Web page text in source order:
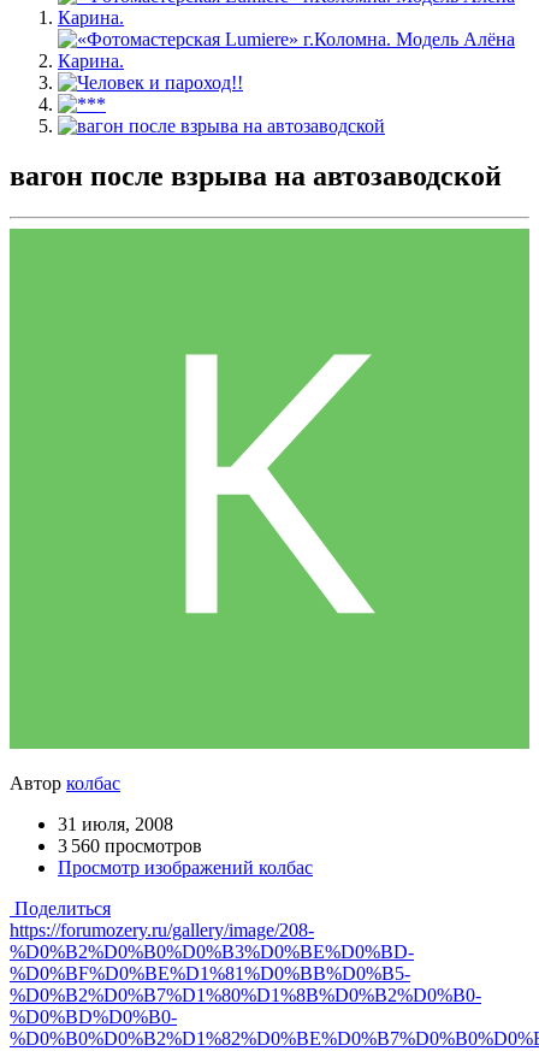
вагон после взрыва на автозаводской
Автор колбас
31 июля, 2008
3 560 просмотров
Просмотр изображений колбас
Поделиться
https://forumozery.ru/gallery/image/208-
%D0%B2%D0%B0%D0%B3%D0%BE%D0%BD-
%D0%BF%D0%BE%D1%81%D0%BB%D0%B5-
%D0%B2%D0%B7%D1%80%D1%8B%D0%B2%D0%B0-
%D0%BD%D0%B0-